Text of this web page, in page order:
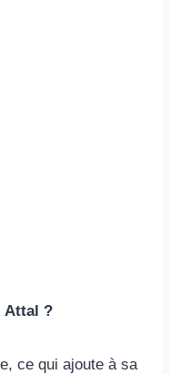
Attal ?
ce qui ajoute à sa